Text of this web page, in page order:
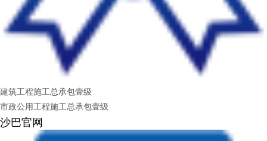
建筑工程施工总承包壹级
市政公用工程施工总承包壹级
沙巴官网